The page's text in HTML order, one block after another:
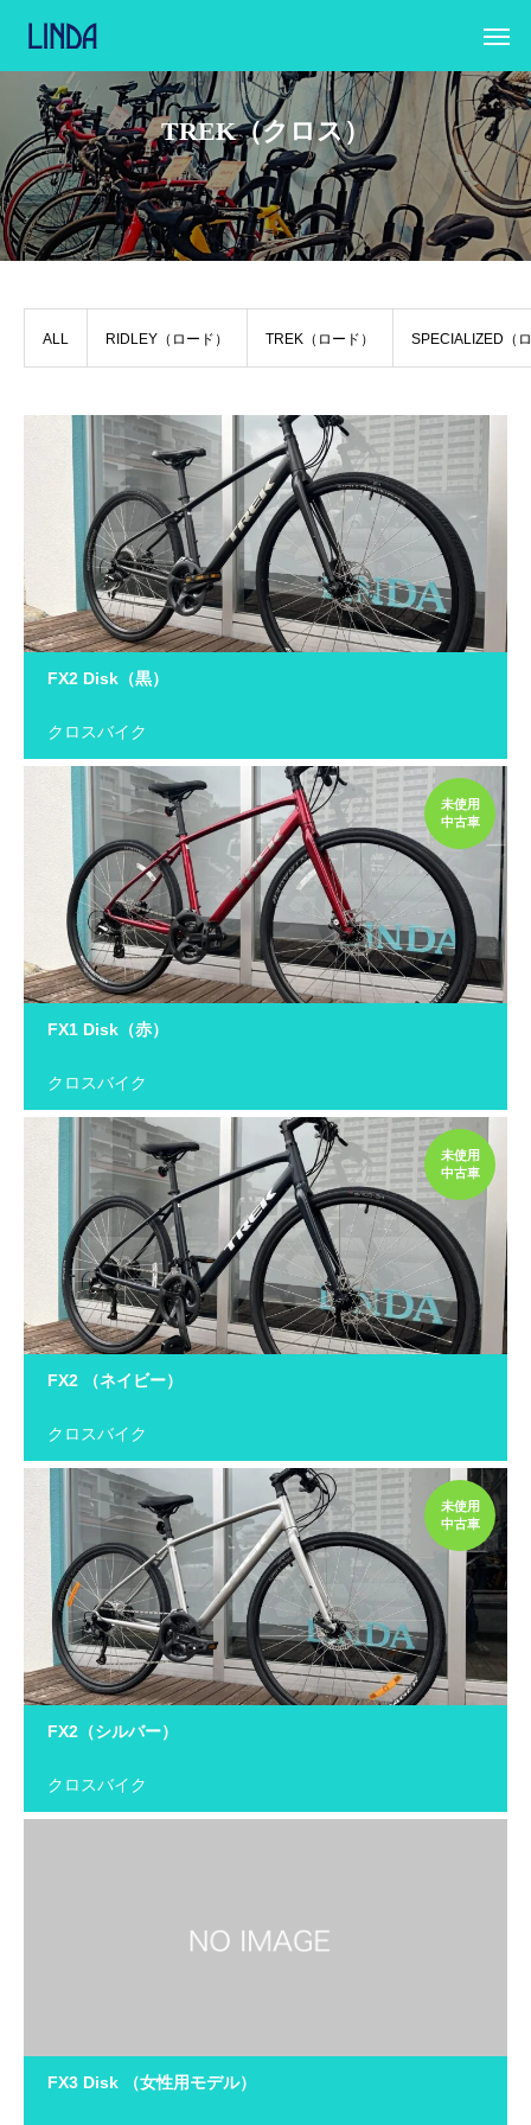
TREK（クロス）
ALL RIDLEY（ロード） TREK（ロード） SPECIALIZED（
FX2 Disk（黒）
クロスバイク
未使用
中古車
FX1 Disk（赤）
クロスバイク
未使用
中古車
FX2 （ネイビー）
クロスバイク
未使用
中古車
FX2（シルバー）
クロスバイク
FX3 Disk （女性用モデル）